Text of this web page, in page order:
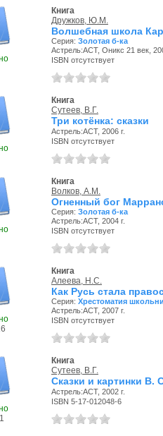
Книга
Дружков, Ю.М.
Волшебная школа
Серия: Золотая б-ка
Астрель:АСТ, Оникс 21 век,
ISBN отсутствует
Книга
Сутеев, В.Г.
Три котёнка: сказки
Астрель:АСТ, 2006 г.
ISBN отсутствует
Книга
Волков, А.М.
Огненный бог
Серия: Золотая б-ка
Астрель:АСТ, 2004 г.
ISBN отсутствует
Книга
Алеева, Н.С.
Как Русь стала
Серия: Хрестоматия
Астрель:АСТ, 2007 г.
ISBN отсутствует
Книга
Сутеев, В.Г.
Сказки и картинки В.
Астрель:АСТ, 2002 г.
ISBN 5-17-012048-6